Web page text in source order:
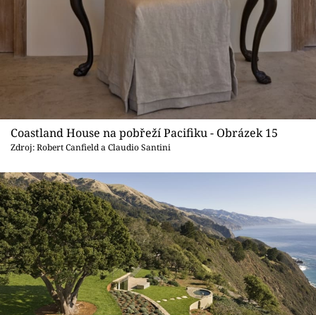
Coastland House na pobřeží Pacifiku - Obrázek 15
Zdroj: Robert Canfield a Claudio Santini